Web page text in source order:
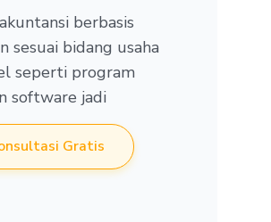
berbasis
sesuai bidang usaha
seperti program
software jadi
Gratis